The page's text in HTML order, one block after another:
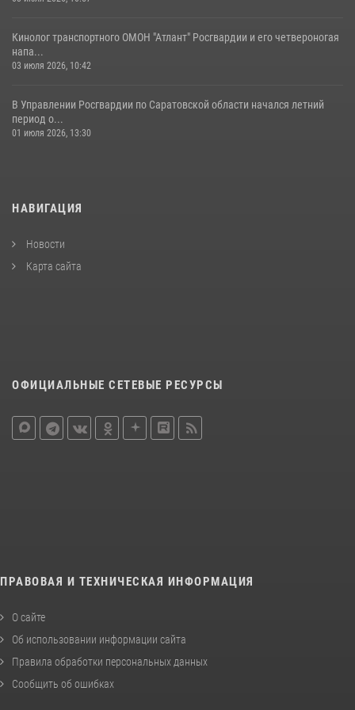
Кинолог транспортного ОМОН "Атлант" Росгвардии и его четвероногая
напа...
03 июля 2026, 10:42
В Управлении Росгвардии по Саратовской области начался летний
период о...
01 июля 2026, 13:30
НАВИГАЦИЯ
Новости
Карта сайта
ОФИЦИАЛЬНЫЕ СЕТЕВЫЕ РЕСУРСЫ
ПРАВОВАЯ И ТЕХНИЧЕСКАЯ ИНФОРМАЦИЯ
О сайте
Об использовании информации сайта
Правила обработки персональных данных
Сообщить об ошибках